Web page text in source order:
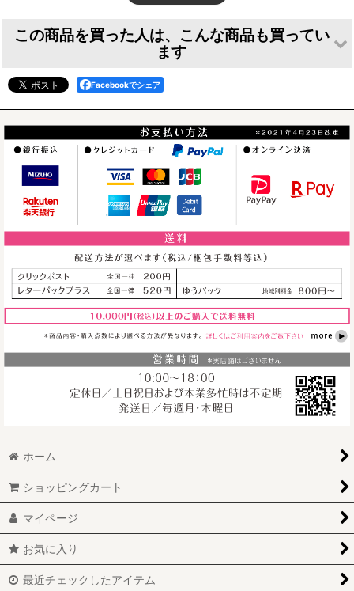
梱
●OPP袋（オプションで化粧箱）
注
●1つ1つハンドメイドで制作しているため、色や形に若干の違
端末やモニタにより写真と実物の色味や質感が異なって見える
ことがございます。 ●アクリルは磨き加工を施していますが、
デッドストック品は消えない傷やムラが残っています。 ●金具
はアレルギー対策品ですが、必ずしも回避できる保証はござい
ません。あらかじめご了承ください。 ●ピアスは繊細なため扱
いにより破損しやすいのでご注意ください。
この商品を買った人は、こんな商品も買ってい
ます
レーザープリンタ
印刷 ケージプレ
ート
お耳が動くうさぎ
の時計＜ラウンド
フレーム＞ブロー
クン柄[clo006]
5,280円～(税込)
お耳が動くうさぎ
の時計＜ラウンド
柄[clo005]
5,280円～(税込)
Facebookでシェア
ホーム
ショッピングカート
マイページ
お気に入り
最近チェックしたアイテム